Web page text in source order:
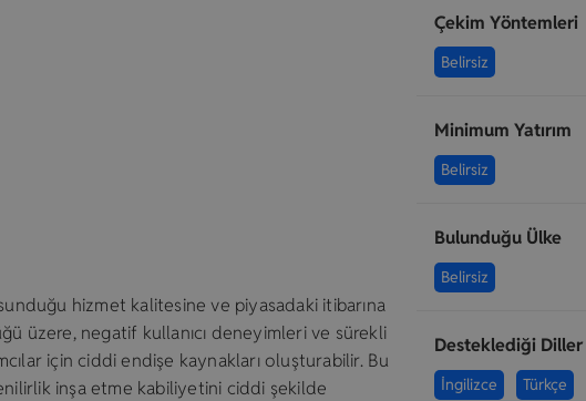
hizmet kalitesine ve piyasadaki itibarına
üzere, negatif kullanıcı deneyimleri ve sürekli
için ciddi endişe kaynakları oluşturabilir. Bu
inşa etme kabiliyetini ciddi şekilde
Çekim Yöntemleri
Belirsiz
Minimum Yatırım
Belirsiz
Bulunduğu Ülke
Belirsiz
Desteklediği Diller
İngilizce Türkçe